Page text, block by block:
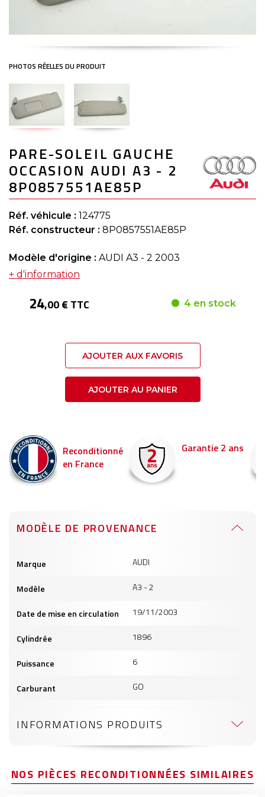
to
the
beginning
of
the
images
gallery
PARE-SOLEIL GAUCHE
OCCASION AUDI A3 - 2
8P0857551AE85P
Réf. véhicule : 124775
Réf. constructeur : 8P0857551AE85P
Modèle d'origine : AUDI A3 - 2 2003
+ d'information
24,00 € TTC 4 en stock
AJOUTER AUX FAVORIS
AJOUTER AU PANIER
Reconditionné
en France
Garantie 2 ans
MODÈLE DE PROVENANCE
produits
Marque AUDI
Modèle A3 - 2
Date de mise en circulation 19/11/2003
Cylindrée 1896
Puissance 6
Carburant GO
INFORMATIONS PRODUITS
NOS PIÈCES RECONDITIONNÉES SIMILAIRES